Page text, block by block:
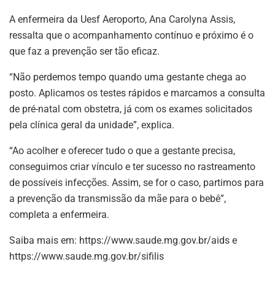
A enfermeira da Uesf Aeroporto, Ana Carolyna Assis,
ressalta que o acompanhamento contínuo e próximo é o
que faz a prevenção ser tão eficaz.
“Não perdemos tempo quando uma gestante chega ao
posto. Aplicamos os testes rápidos e marcamos a consulta
de pré-natal com obstetra, já com os exames solicitados
pela clínica geral da unidade”, explica.
“Ao acolher e oferecer tudo o que a gestante precisa,
conseguimos criar vínculo e ter sucesso no rastreamento
de possíveis infecções. Assim, se for o caso, partimos para
a prevenção da transmissão da mãe para o bebê”,
completa a enfermeira.
Saiba mais em: https://www.saude.mg.gov.br/aids e
https://www.saude.mg.gov.br/sifilis